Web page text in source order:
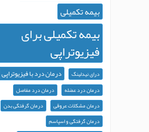
بیمه تکمیلی
بیمه تکمیلی برای
فیزیوتراپی
درای نیدلینگ درمان درد با فیزیوتراپی
درمان درد عضله
درمان درد مفاصل
درمان مشکلات عروقی
درمان گرفتگی بدن
درمان گرفتگی و اسپاسم